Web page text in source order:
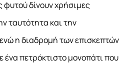
φυτού δίνουν χρήσιμες
ταυτότητα και την
η διαδρομή των επισκεπτών
ένα πετρόκτιστο μονοπάτι που